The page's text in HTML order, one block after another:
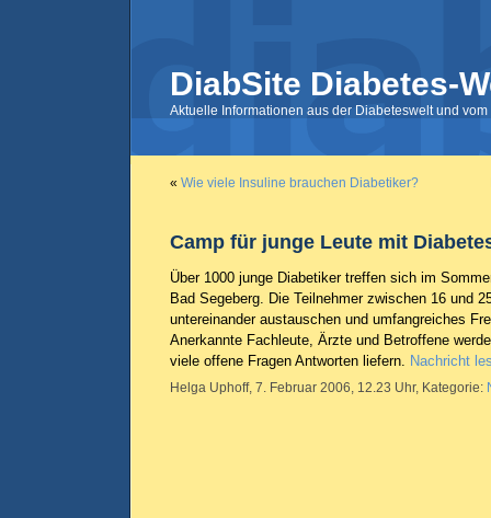
DiabSite Diabetes-
Aktuelle Informationen aus der Diabeteswelt und
« Wie viele Insuline brauchen Diabetiker?
Camp für junge Leute mit
Über 1000 junge Diabetiker treffen sich im
Bad Segeberg. Die Teilnehmer zwischen 16 und
untereinander austauschen und umfangreiches
Anerkannte Fachleute, Ärzte und Betroffene
viele offene Fragen Antworten liefern. Nachricht
Helga Uphoff, 7. Februar 2006, 12.23 Uhr, Kategorie: